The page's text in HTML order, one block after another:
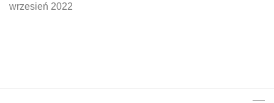
wrzesień 2022